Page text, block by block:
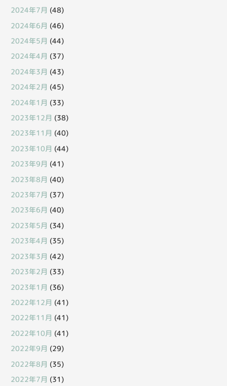
2024年7月 (48)
2024年6月 (46)
2024年5月 (44)
2024年4月 (37)
2024年3月 (43)
2024年2月 (45)
2024年1月 (33)
2023年12月 (38)
2023年11月 (40)
2023年10月 (44)
2023年9月 (41)
2023年8月 (40)
2023年7月 (37)
2023年6月 (40)
2023年5月 (34)
2023年4月 (35)
2023年3月 (42)
2023年2月 (33)
2023年1月 (36)
2022年12月 (41)
2022年11月 (41)
2022年10月 (41)
2022年9月 (29)
2022年8月 (35)
2022年7月 (31)